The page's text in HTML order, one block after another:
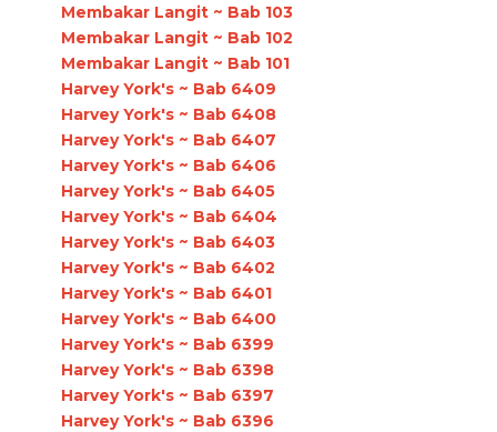
Membakar Langit ~ Bab 103
Membakar Langit ~ Bab 102
Membakar Langit ~ Bab 101
Harvey York's ~ Bab 6409
Harvey York's ~ Bab 6408
Harvey York's ~ Bab 6407
Harvey York's ~ Bab 6406
Harvey York's ~ Bab 6405
Harvey York's ~ Bab 6404
Harvey York's ~ Bab 6403
Harvey York's ~ Bab 6402
Harvey York's ~ Bab 6401
Harvey York's ~ Bab 6400
Harvey York's ~ Bab 6399
Harvey York's ~ Bab 6398
Harvey York's ~ Bab 6397
Harvey York's ~ Bab 6396